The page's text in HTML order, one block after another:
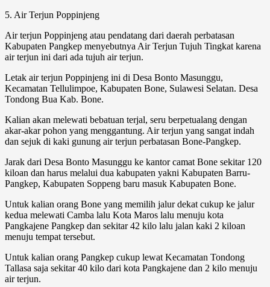
5. Air Terjun Poppinjeng
Air terjun Poppinjeng atau pendatang dari daerah perbatasan
Kabupaten Pangkep menyebutnya Air Terjun Tujuh Tingkat karena
air terjun ini dari ada tujuh air terjun.
Letak air terjun Poppinjeng ini di Desa Bonto Masunggu,
Kecamatan Tellulimpoe, Kabupaten Bone, Sulawesi Selatan. Desa
Tondong Bua Kab. Bone.
Kalian akan melewati bebatuan terjal, seru berpetualang dengan
akar-akar pohon yang menggantung. Air terjun yang sangat indah
dan sejuk di kaki gunung air terjun perbatasan Bone-Pangkep.
Jarak dari Desa Bonto Masunggu ke kantor camat Bone sekitar 120
kiloan dan harus melalui dua kabupaten yakni Kabupaten Barru-
Pangkep, Kabupaten Soppeng baru masuk Kabupaten Bone.
Untuk kalian orang Bone yang memilih jalur dekat cukup ke jalur
kedua melewati Camba lalu Kota Maros lalu menuju kota
Pangkajene Pangkep dan sekitar 42 kilo lalu jalan kaki 2 kiloan
menuju tempat tersebut.
Untuk kalian orang Pangkep cukup lewat Kecamatan Tondong
Tallasa saja sekitar 40 kilo dari kota Pangkajene dan 2 kilo menuju
air terjun.